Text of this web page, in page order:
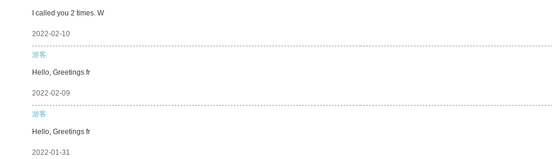
I called you 2 times. W
2022-02-10
游客
Hello, Greetings fr
2022-02-09
游客
Hello, Greetings fr
2022-01-31